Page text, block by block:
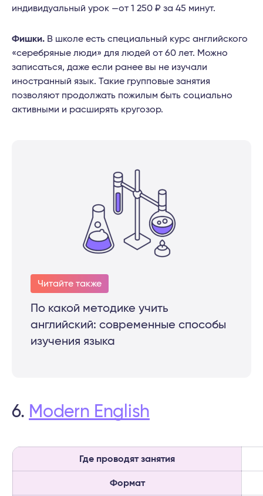
индивидуальный урок —от 1 250 ₽ за 45 минут.
Фишки. В школе есть специальный курс английского
«серебряные люди» для людей от 60 лет. Можно
записаться, даже если ранее вы не изучали
иностранный язык. Такие групповые занятия
позволяют продолжать пожилым быть социально
активными и расширять кругозор.
Читайте также
По какой методике учить
английский: современные способы
изучения языка
6. Modern English
Где проводят занятия
Формат